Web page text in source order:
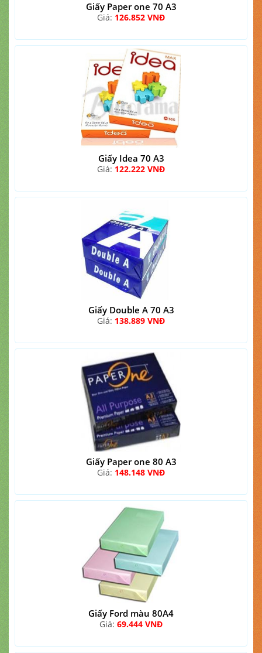
Giấy Paper one 70 A3
Giá: 126.852 VNĐ
Giấy Idea 70 A3
Giá: 122.222 VNĐ
Giấy Double A 70 A3
Giá: 138.889 VNĐ
Giấy Paper one 80 A3
Giá: 148.148 VNĐ
Giấy Ford màu 80A4
Giá: 69.444 VNĐ